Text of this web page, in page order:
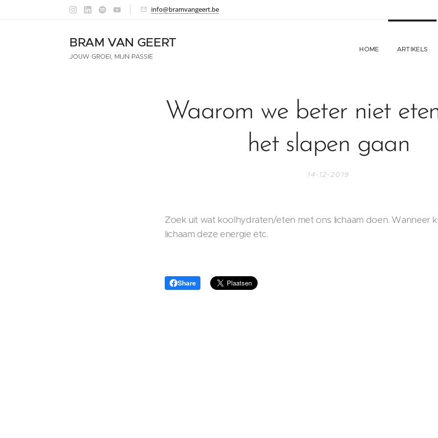
info@bramvangeert.be
BRAM VAN GEERT
JOUW GROEI, MIJN PASSIE
HOME ARTIKELS
Waarom we beter niet
het slapen gaan
14-12-2019
Zoek uit wat koolhydraten/eten met ons lichaam doen. Wanneer
lichaam deze energie etc.
Share